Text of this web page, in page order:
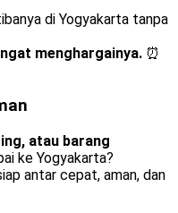
di Yogyakarta tanpa
menghargainya. ⏰
atau barang
ke Yogyakarta?
antar cepat, aman, dan